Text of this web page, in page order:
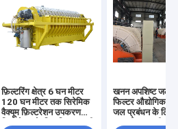
फ़िल्टरिंग क्षेत्र 6 घन मीटर
120 घन मीटर तक सिरेमिक
वैक्यूम फ़िल्टरेशन उपकरण
खनन अपशिष्ट जल
फिल्टर औद्योगिक
जल प्रबंधन के लिए